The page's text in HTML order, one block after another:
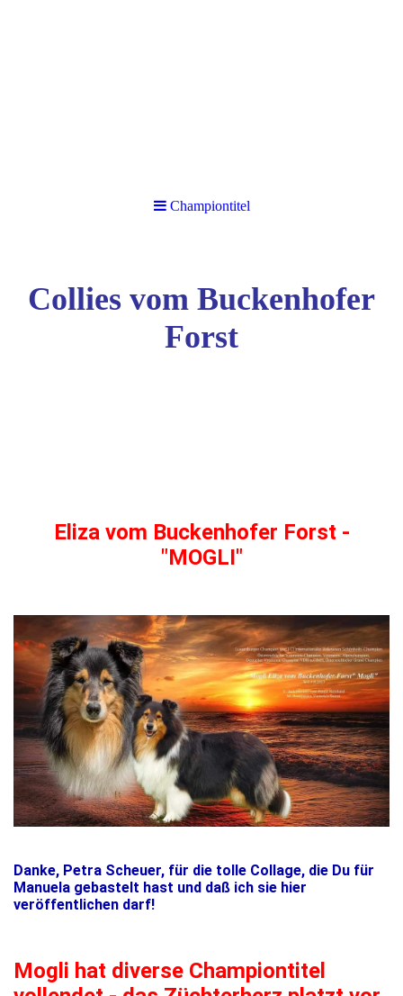
Championtitel
Collies vom Buckenhofer
Forst
Eliza vom Buckenhofer Forst -
"MOGLI"
Danke, Petra Scheuer, für die tolle Collage, die Du für
Manuela gebastelt hast und daß ich sie hier
veröffentlichen darf!
Mogli hat diverse Championtitel